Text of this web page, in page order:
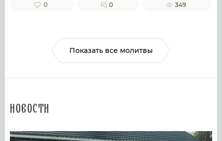
0 0 349
Показать все молитвы
Новости